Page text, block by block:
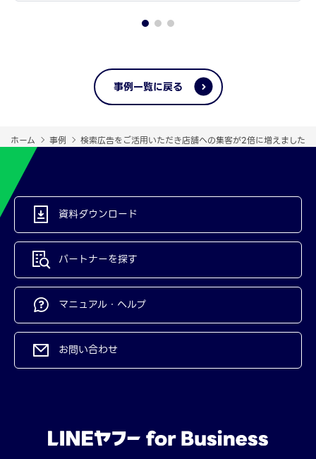
事例一覧に戻る
ホーム 事例 検索広告をご活用いただき店舗への集客が2倍に増えました
資料ダウンロード
パートナーを探す
マニュアル・ヘルプ
お問い合わせ